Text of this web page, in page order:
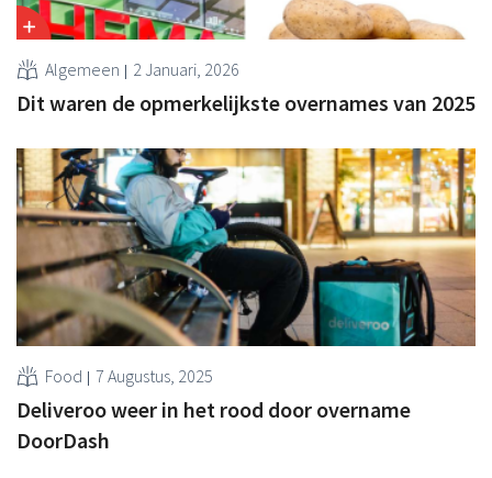
Algemeen 2 Januari, 2026
Dit waren de opmerkelijkste overnames van 2025
Food 7 Augustus, 2025
Deliveroo weer in het rood door overname
DoorDash